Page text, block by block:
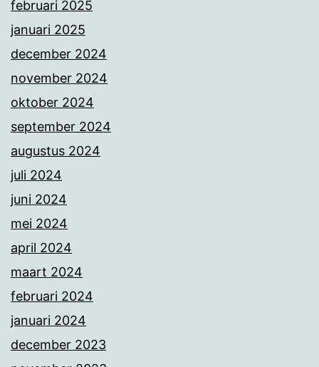
februari 2025
januari 2025
december 2024
november 2024
oktober 2024
september 2024
augustus 2024
juli 2024
juni 2024
mei 2024
april 2024
maart 2024
februari 2024
januari 2024
december 2023